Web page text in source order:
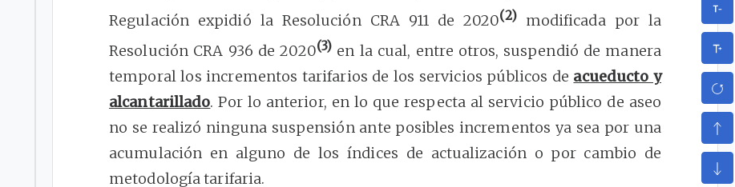
Regulación expidió la Resolución CRA 911 de 2020(2)modificada por la
Resolución CRA 936 de 2020(3) en la cual, entre otros, suspendió de manera
temporal los incrementos tarifarios de los servicios públicos de acueducto y
alcantarillado. Por lo anterior, en lo que respecta al servicio público de aseo
no se realizó ninguna suspensión ante posibles incrementos ya sea por una
acumulación en alguno de los índices de actualización o por cambio de
metodología tarifaria.